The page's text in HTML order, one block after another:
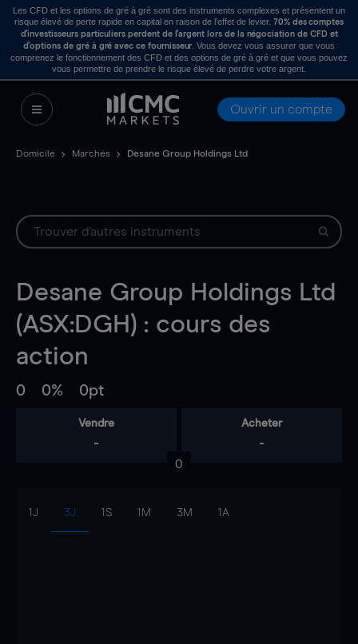
Les CFD et les options de gré à gré sont des instruments complexes et présentent un
risque élevé de perte rapide en capital en raison de l’effet de levier. 70% des comptes
d’investisseurs particuliers perdent de l’argent lors de la négociation de CFD et
d’options de gré à gré avec ce fournisseur . Vous devez vous assurer que vous
comprenez le fonctionnement des CFD et des options de gré à gré et que vous pouvez
vous permettre de prendre le risque élevé de perdre votre argent.
Ouvrir un compte
Domicile Marchés Desane Group Holdings Ltd
Desane Group Holdings Ltd
(ASX:DGH) : cours des
action
0 0% 0pt
Vendre
-
Acheter
-
0
1J 3J 1S 1M 3M 1A